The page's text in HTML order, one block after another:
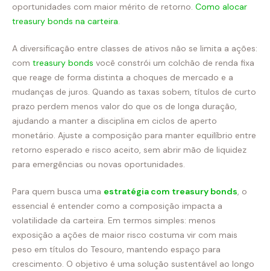
oportunidades com maior mérito de retorno. Como alocar
treasury bonds na carteira
A diversificação entre classes de ativos não se limita a ações:
com treasury bonds você constrói um colchão de renda fixa
que reage de forma distinta a choques de mercado e a
mudanças de juros. Quando as taxas sobem, títulos de curto
prazo perdem menos valor do que os de longa duração,
ajudando a manter a disciplina em ciclos de aperto
monetário. Ajuste a composição para manter equilíbrio entre
retorno esperado e risco aceito, sem abrir mão de liquidez
para emergências ou novas oportunidades.
Para quem busca uma estratégia com treasury bonds , o
essencial é entender como a composição impacta a
volatilidade da carteira. Em termos simples: menos
exposição a ações de maior risco costuma vir com mais
peso em títulos do Tesouro, mantendo espaço para
crescimento. O objetivo é uma solução sustentável ao longo